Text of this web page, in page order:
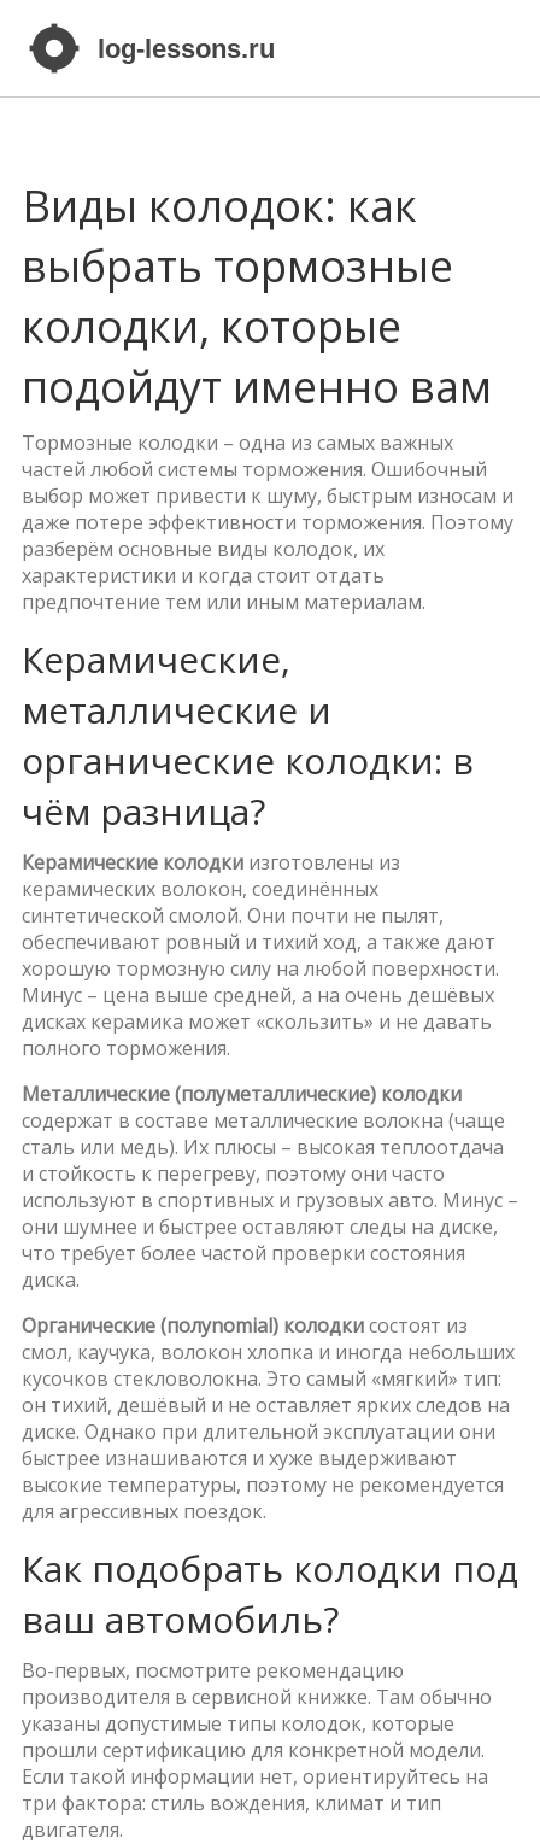
Виды колодок: как
выбрать тормозные
колодки, которые
подойдут именно вам
Тормозные колодки – одна из самых важных
частей любой системы торможения. Ошибочный
выбор может привести к шуму, быстрым износам и
даже потере эффективности торможения. Поэтому
разберём основные виды колодок, их
характеристики и когда стоит отдать
предпочтение тем или иным материалам.
Керамические,
металлические и
органические колодки: в
чём разница?
Керамические колодкиизготовлены из
керамических волокон, соединённых
синтетической смолой. Они почти не пылят,
обеспечивают ровный и тихий ход, а также дают
хорошую тормозную силу на любой поверхности.
Минус – цена выше средней, а на очень дешёвых
дисках керамика может «скользить» и не давать
полного торможения.
Металлические (полуметаллические) колодки
содержат в составe металлические волокна (чаще
сталь или медь). Их плюсы – высокая теплоотдача
и стойкость к перегреву, поэтому они часто
используют в спортивных и грузовых авто. Минус –
они шумнее и быстрее оставляют следы на диске,
что требует более частой проверки состояния
диска.
Органические (полynomial) колодкисостоят из
смол, каучука, волокон хлопка и иногда небольших
кусочков стекловолокна. Это самый «мягкий» тип:
он тихий, дешёвый и не оставляет ярких следов на
диске. Однако при длительной эксплуатации они
быстрее изнашиваются и хуже выдерживают
высокие температуры, поэтому не рекомендуется
для агрессивных поездок.
Как подобрать колодки под
ваш автомобиль?
Во-первых, посмотрите рекомендацию
производителя в сервисной книжке. Там обычно
указаны допустимые типы колодок, которые
прошли сертификацию для конкретной модели.
Если такой информации нет, ориентируйтесь на
три фактора: стиль вождения, климат и тип
двигателя.